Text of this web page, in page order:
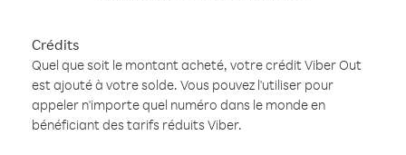
Crédits
Quel que soit le montant acheté, votre crédit Viber Out
est ajouté à votre solde. Vous pouvez l'utiliser pour
appeler n'importe quel numéro dans le monde en
bénéficiant des tarifs réduits Viber.